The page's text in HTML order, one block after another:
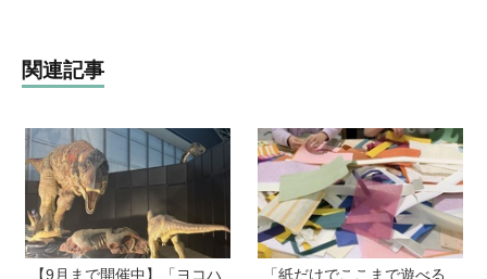
関連記事
【9月まで開催中】「ヨコハ
「紙だけでここまで遊べる